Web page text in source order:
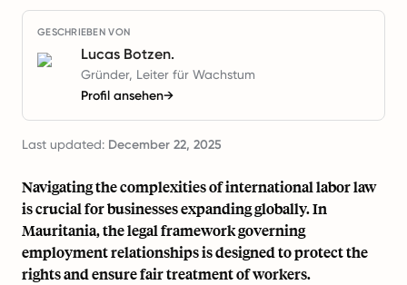
GESCHRIEBEN VON
Lucas Botzen.
Gründer, Leiter für Wachstum
Profil ansehen→
Last updated: December 22, 2025
Navigating the complexities of international labor law
is crucial for businesses expanding globally. In
Mauritania, the legal framework governing
employment relationships is designed to protect the
rights and ensure fair treatment of workers.